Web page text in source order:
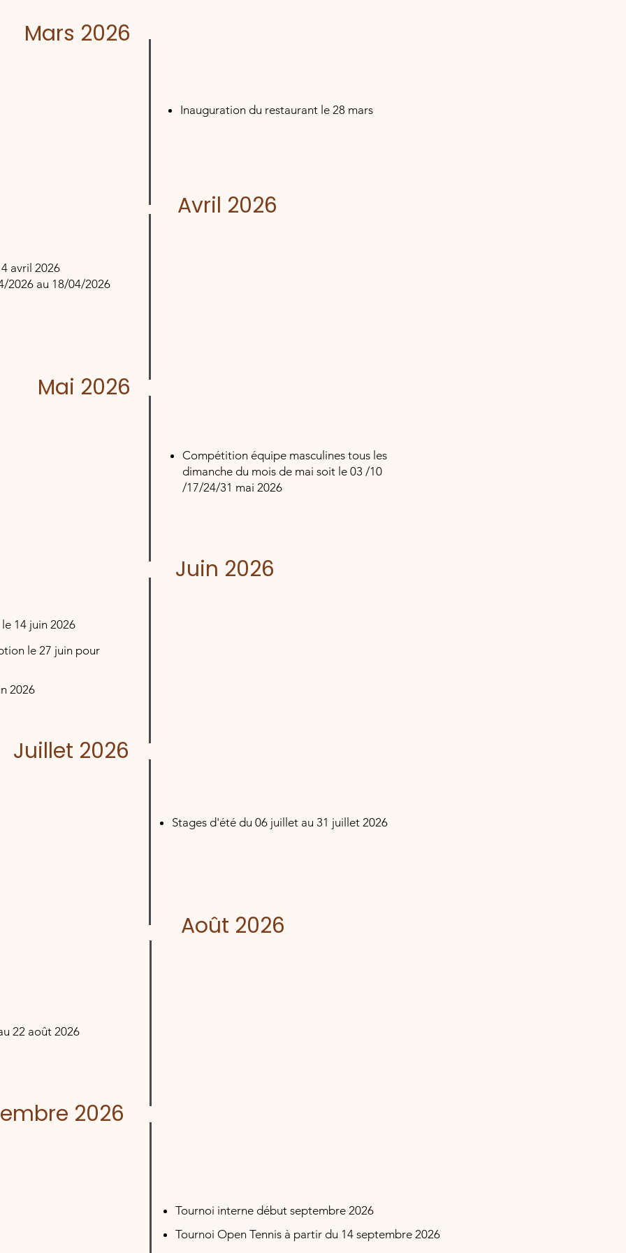
Mars 2026
Avril 2026
Mai 2026
Inauguration du restaurant le 28 mars
avril 2026
2026 au 18/04/2026
Compétition équipe masculines tous les
dimanche du mois de mai soit le 03 /10
/17/24/31 mai 2026
Juin 2026
Juillet 2026
Août 2026
14 juin 2026
le 27 juin pour
2026
Stages d'été du 06 juillet au 31 juillet 2026
22 août 2026
Tournoi interne début septembre 2026
2026
Tournoi Open Tennis à partir du 14 septembre 2026